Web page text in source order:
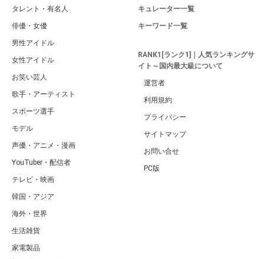
タレント・有名人
俳優・女優
男性アイドル
女性アイドル
お笑い芸人
歌手・アーティスト
スポーツ選手
モデル
声優・アニメ・漫画
YouTuber・配信者
テレビ・映画
韓国・アジア
海外・世界
生活雑貨
家電製品
キュレーター一覧
キーワード一覧
RANK1[ランク1]｜人気ランキングサ
イト～国内最大級について
運営者
利用規約
プライバシー
サイトマップ
お問い合せ
PC版